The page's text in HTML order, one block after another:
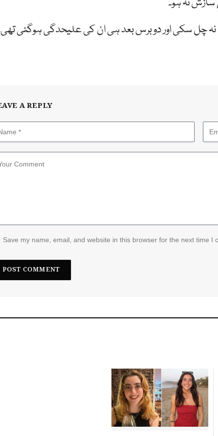
A REPLY
Save my name, email, and website in this browser for the next time I